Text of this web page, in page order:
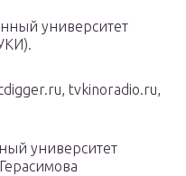
университет
tvkinoradio.ru,
университет